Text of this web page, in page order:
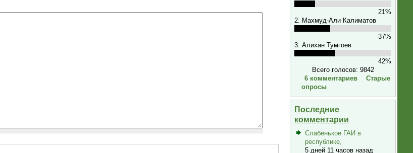
21%
2. Махмуд-Али Калиматов
37%
3. Алихан Тумгоев
42%
Всего голосов: 9842
6 комментариев
Старые
опросы
Последние
комментарии
Слабенькое ГАИ в
республике,
5 дней 11 часов назад